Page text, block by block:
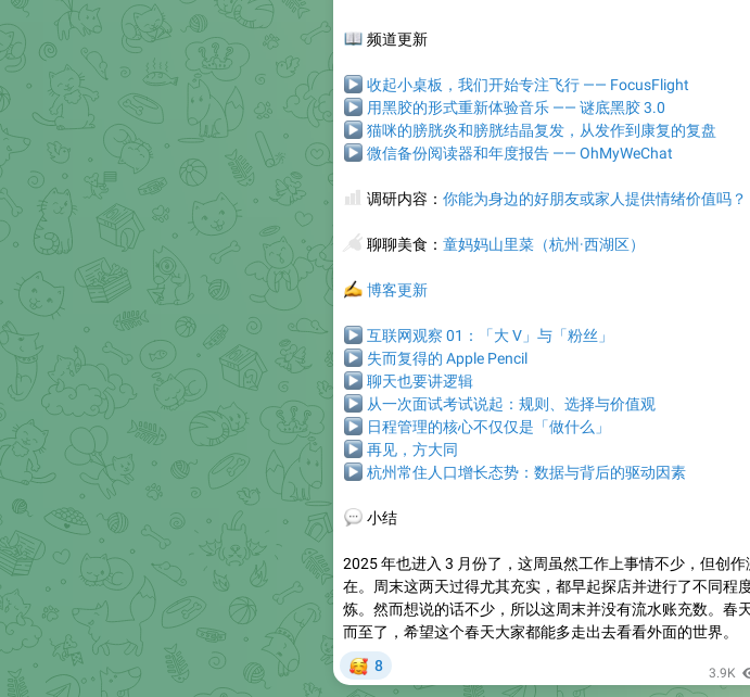
📖频道更新
▶收起小桌板，我们开始专注飞行 —— FocusFlight
▶用黑胶的形式重新体验音乐 —— 谜底黑胶 3.0
▶猫咪的膀胱炎和膀胱结晶复发，从发作到康复的复盘
▶微信备份阅读器和年度报告 —— OhMyWeChat
📊调研内容： 你能为身边的好朋友或家人提供情绪价值吗？
🥢聊聊美食 ： 童妈妈山里菜（杭州·西湖区）
✍️博客更新
▶互联网观察 01：「大 V」与「粉丝」
▶失而复得的 Apple Pencil
▶聊天也要讲逻辑
▶从一次面试考试说起：规则、选择与价值观
▶日程管理的核心不仅仅是「做什么」
▶再见，方大同
▶杭州常住人口增长态势：数据与背后的驱动因素
💬
小结
2025 年也进入 3 月份了，这周虽然工作上事情不少，但创作
在。周末这两天过得尤其充实，都早起探店并进行了不同程
炼。然而想说的话不少，所以这周末并没有流水账充数。春
而至了，希望这个春天大家都能多走出去看看外面的世界。
🥰
8 3.9K